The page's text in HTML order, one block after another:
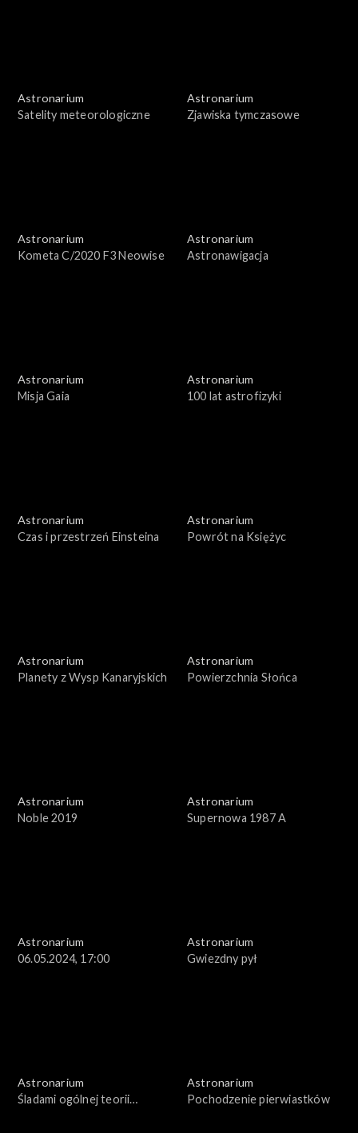
Astronarium
Satelity meteorologiczne
Astronarium
Zjawiska tymczasowe
Astronarium
Kometa C/2020 F3 Neowise
Astronarium
Astronawigacja
Astronarium
Misja Gaia
Astronarium
100 lat astrofizyki
Astronarium
Czas i przestrzeń Einsteina
Astronarium
Powrót na Księżyc
Astronarium
Planety z Wysp Kanaryjskich
Astronarium
Powierzchnia Słońca
Astronarium
Noble 2019
Astronarium
Supernowa 1987 A
Astronarium
06.05.2024, 17:00
Astronarium
Gwiezdny pył
Astronarium
Śladami ogólnej teorii
Astronarium
Pochodzenie pierwiastków